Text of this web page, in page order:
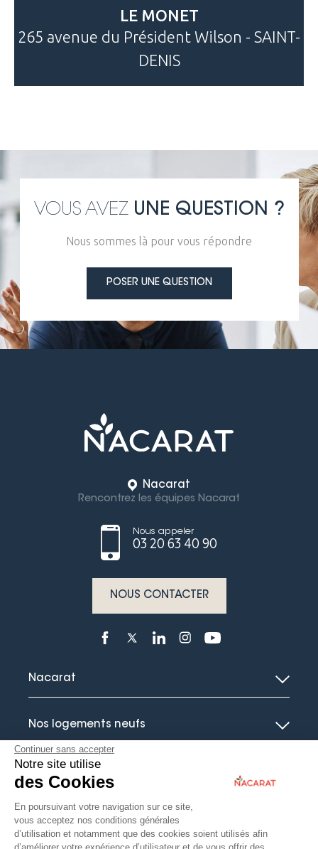
LE MONET
265 avenue du Président Wilson - SAINT-
DENIS
VOUS AVEZ UNE QUESTION ?
Nous sommes là pour vous répondre
POSER UNE QUESTION
Nacarat
Rencontrez les équipes Nacarat
Nous appeler
03 20 63 40 90
NOUS CONTACTER
Nacarat
Nos logements neufs
Le guide de l’immobilier neuf
Actualités
Continuer sans accepter
Notre site utilise
des Cookies
En poursuivant votre navigation sur ce site,
vous acceptez nos conditions générales
d’utilisation et notamment que des cookies soient utilisés afin
d’améliorer votre expérience d’utilisateur et de vous offrir des